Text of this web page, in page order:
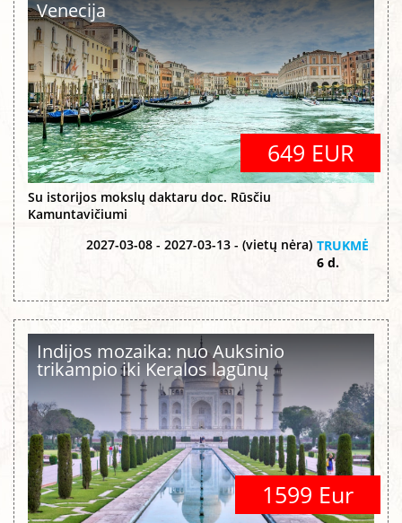
Venecija
649 EUR
Su istorijos mokslų daktaru doc. Rūsčiu
Kamuntavičiumi
2027-03-08 - 2027-03-13 - (vietų nėra) TRUKMĖ
6 d.
Indijos mozaika: nuo Auksinio
trikampio iki Keralos lagūnų
1599 Eur